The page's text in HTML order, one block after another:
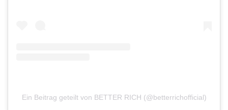
Ein Beitrag geteilt von BETTER RICH (@betterrichofficial)